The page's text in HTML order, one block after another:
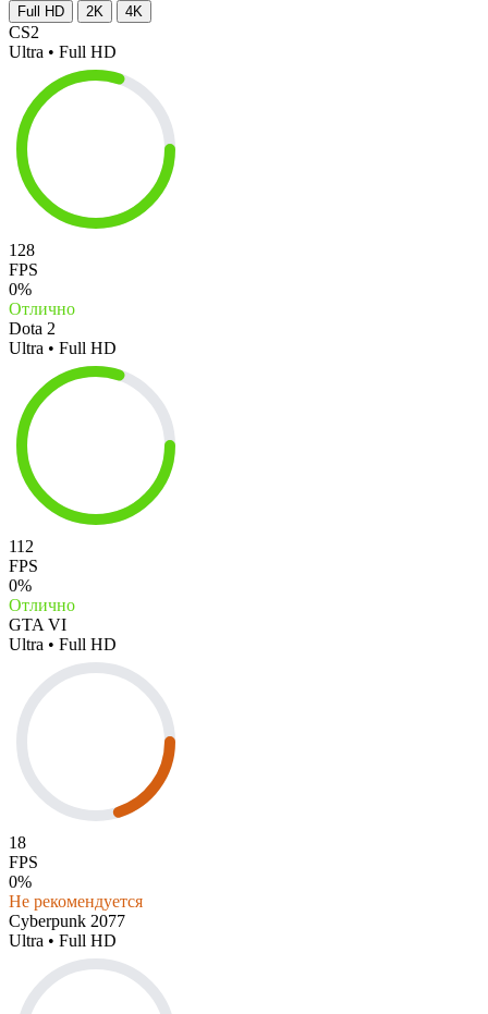
Full HD 2K 4K
CS2
Ultra • Full HD
128
FPS
0%
Отлично
Dota 2
Ultra • Full HD
112
FPS
0%
Отлично
GTA VI
Ultra • Full HD
18
FPS
0%
Не рекомендуется
Cyberpunk 2077
Ultra • Full HD